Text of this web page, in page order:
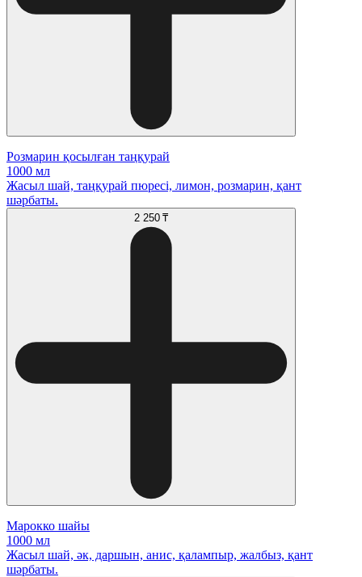
Розмарин қосылған таңқурай
1000 мл
Жасыл шай, таңқурай пюресі, лимон, розмарин, қант
шәрбаты.
2 250 ₸
Марокко шайы
1000 мл
Жасыл шай, әк, даршын, анис, қалампыр, жалбыз, қант
шәрбаты.